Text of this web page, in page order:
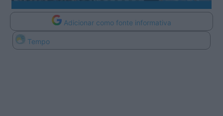
Adicionar como fonte informativa
Tempo